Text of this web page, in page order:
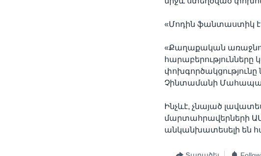
«Մոդին ֆանտաստիկ
«Քաղաքական
հարաբերությունները
փոխգործակցությունը
Չինտամանի
Ինչևէ, չնայած
մարտահրավերների
անկանխատեսելի են